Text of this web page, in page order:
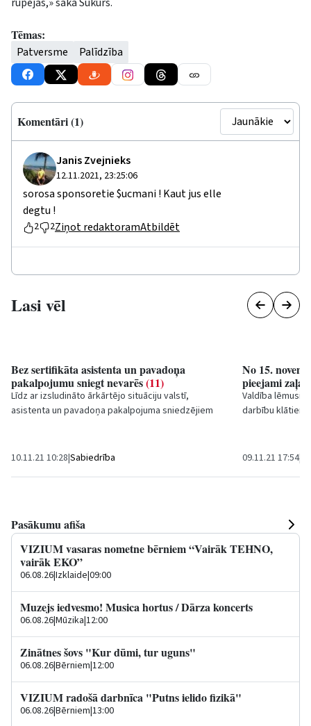
Tēmas:
Patversme Palīdzība
Komentāri (1)
Janis Zvejnieks
12.11.2021, 23:25:06
sorosa sponsoretie $ucmani ! Kaut jus elle
degtu !
2 2Ziņot redaktoramAtbildēt
Lasi vēl
Bez sertifikāta asistenta un pavadoņa
pakalpojumu sniegt nevarēs(11)
Līdz ar izsludināto ārkārtējo situāciju valstī,
asistenta un pavadoņa pakalpojuma sniedzējiem
10.11.21 10:28|Sabiedrība
No 15.
pieejami
Valdība lēmusi
darbību
09.11.21 17:54|
Pasākumu afiša
VIZIUM vasaras nometne bērniem “Vairāk TEHNO,
vairāk EKO”
06.08.26|Izklaide|09:00
Muzejs iedvesmo! Musica hortus / Dārza koncerts
06.08.26|Mūzika|12:00
Zinātnes šovs "Kur dūmi, tur uguns"
06.08.26|Bērniem|12:00
VIZIUM radošā darbnīca "Putns ielido fizikā"
06.08.26|Bērniem|13:00